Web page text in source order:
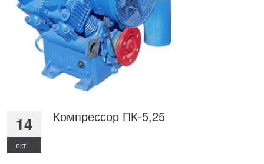
14
окт
Компрессор ПК-5,25